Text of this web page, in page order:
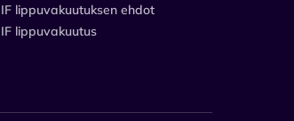
IF lippuvakuutuksen ehdot
IF lippuvakuutus